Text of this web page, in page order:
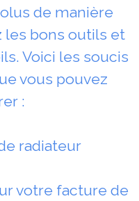
de manière
les bons outils et
Voici les soucis
vous pouvez
:
radiateur
votre facture de